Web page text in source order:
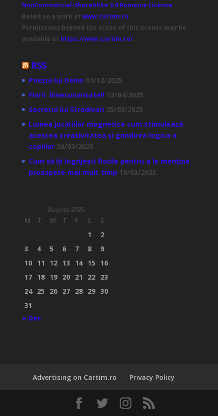
NonCommercial-ShareAlike 3.0 Romania License.
Based on a work at www.cartim.ro.
Permissions beyond the scope of this license may be
available at https://www.cartim.ro/.
RSS
Poezia lui Denis 01/12/2025
Florii binecuvantate!! 13/04/2025
Secretul lui Stradivari 25/03/2025
Lumea jucăriilor magnetice cum stimulează
acestea creativitatea și gandirea logica a
copiilor 20/03/2025
Cum să îți îngrijești florile pentru a le menține
proaspete mai mult timp 19/03/2025
August 2026
M T W T F S
S
1
2
3
4 5 6 7 8
9
10 11 12 13 14 15
16
17 18 19 20 21 22 23
24 25 26 27 28 29 30
31
« Dec
Advertising on Cartim.ro Privacy Policy